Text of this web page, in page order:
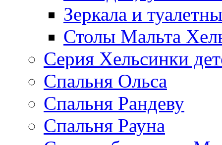
Зеркала и
Столы Мальта
Серия Хельсинки
Спальня Ольса
Спальня Рандеву
Спальня Рауна